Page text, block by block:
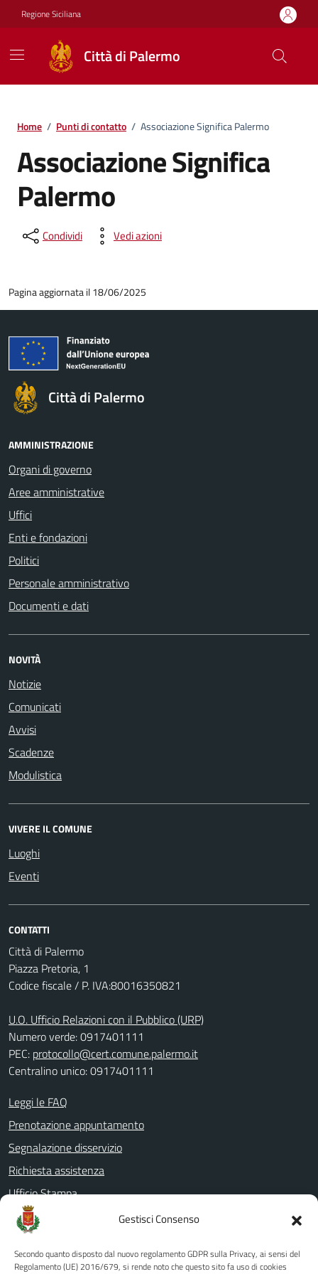
Gestisci Consenso
Secondo quanto disposto dal nuovo regolamento GDPR sulla Privacy, ai sensi del
Regolamento (UE) 2016/679, si rende noto che questo sito fa uso di cookies
Vai ai contenuti
Vai al footer
Regione Siciliana
Città di Palermo
Home / Punti di contatto / Associazione Significa Palermo
Associazione Significa
Palermo
Condividi Vedi azioni
Pagina aggiornata il 18/06/2025
Città di Palermo
AMMINISTRAZIONE
Organi di governo
Aree amministrative
Uffici
Enti e fondazioni
Politici
Personale amministrativo
Documenti e dati
NOVITÀ
Notizie
Comunicati
Avvisi
Scadenze
Modulistica
VIVERE IL COMUNE
Luoghi
Eventi
CONTATTI
Città di Palermo
Piazza Pretoria, 1
Codice fiscale / P. IVA:80016350821
U.O. Ufficio Relazioni con il Pubblico (URP)
Numero verde: 0917401111
PEC: protocollo@cert.comune.palermo.it
Centralino unico: 0917401111
Leggi le FAQ
Prenotazione appuntamento
Segnalazione disservizio
Richiesta assistenza
Ufficio Stampa
Amministrazione Trasparente
Albo pretorio
Informativa privacy